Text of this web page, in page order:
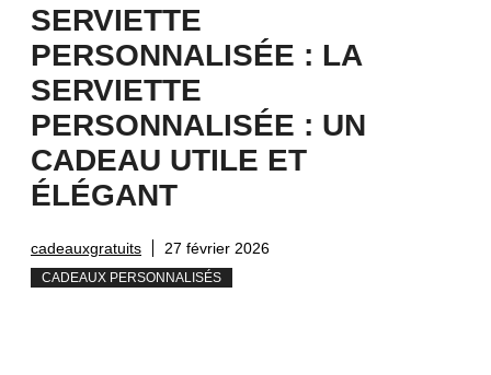
SERVIETTE
PERSONNALISÉE : LA
SERVIETTE
PERSONNALISÉE : UN
CADEAU UTILE ET
ÉLÉGANT
cadeauxgratuits 27 février 2026
CADEAUX PERSONNALISÉS